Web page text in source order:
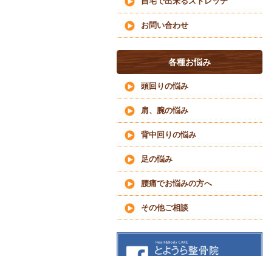
お問い合わせ
各種お悩み
頭回りの悩み
肩、腕の悩み
背中回りの悩み
足の悩み
腰痛でお悩みの方へ
その他ご相談